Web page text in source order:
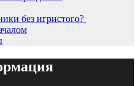
без игристого?